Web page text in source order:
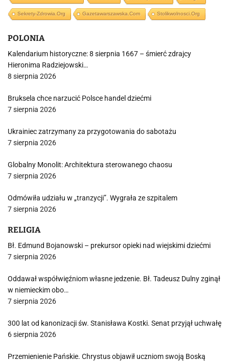
Sekrety-Zdrowia.org Gazetawarszawska.com Stolikwolnosci.org
POLONIA
Kalendarium historyczne: 8 sierpnia 1667 – śmierć zdrajcy
Hieronima Radziejowski…
8 sierpnia 2026
Bruksela chce narzucić Polsce handel dziećmi
7 sierpnia 2026
Ukrainiec zatrzymany za przygotowania do sabotażu
7 sierpnia 2026
Globalny Monolit: Architektura sterowanego chaosu
7 sierpnia 2026
Odmówiła udziału w „tranzycji”. Wygrała ze szpitalem
7 sierpnia 2026
RELIGIA
Bł. Edmund Bojanowski – prekursor opieki nad wiejskimi dziećmi
7 sierpnia 2026
Oddawał współwięźniom własne jedzenie. Bł. Tadeusz Dulny zginął
w niemieckim obo…
7 sierpnia 2026
300 lat od kanonizacji św. Stanisława Kostki. Senat przyjął uchwałę
6 sierpnia 2026
Przemienienie Pańskie. Chrystus objawił uczniom swoją Boską